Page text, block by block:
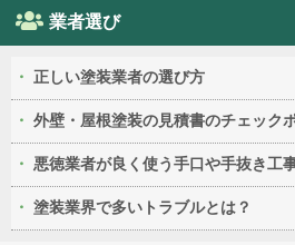
業者選び
正しい塗装業者の選び方
外壁・屋根塗装の見積書のチェック
悪徳業者が良く使う手口や手抜き工
塗装業界で多いトラブルとは？